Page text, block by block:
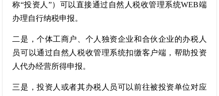
称“投资人”）可以直接通过自然人税收管理系统WEB端
办理自行纳税申报。
二是，个体工商户、个人独资企业和合伙企业的办税人
员可以通过自然人税收管理系统扣缴客户端，帮助投资
人代办经营所得申报。
三是，投资人或者其办税人员可以前往被投资单位对应